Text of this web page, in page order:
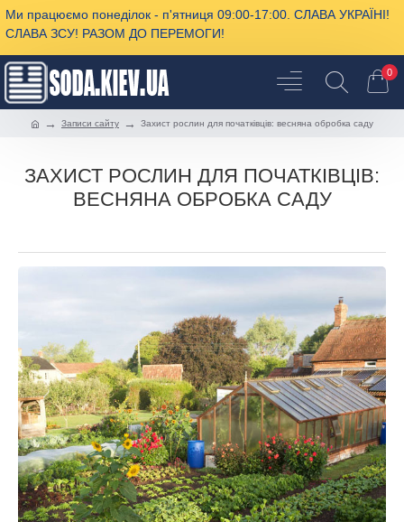
Ми працюємо понеділок - п'ятниця 09:00-17:00. СЛАВА УКРАЇНІ!
СЛАВА ЗСУ! РАЗОМ ДО ПЕРЕМОГИ!
0
Записи сайту Захист рослин для початківців: весняна обробка саду
ЗАХИСТ РОСЛИН ДЛЯ ПОЧАТКІВЦІВ:
ВЕСНЯНА ОБРОБКА САДУ